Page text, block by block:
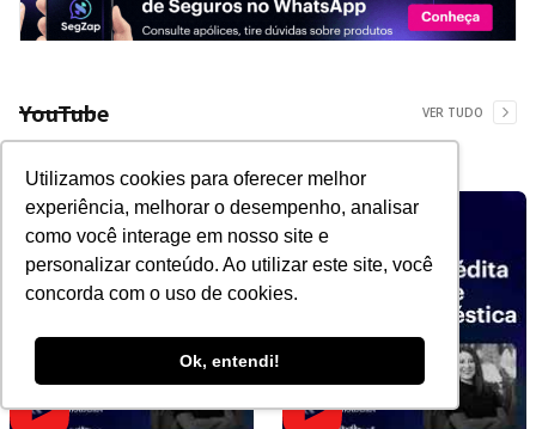
Utilizamos cookies para oferecer melhor
experiência, melhorar o desempenho, analisar
como você interage em nosso site e
personalizar conteúdo. Ao utilizar este site, você
concorda com o uso de cookies.
Ok, entendi!
YouTube VER TUDO